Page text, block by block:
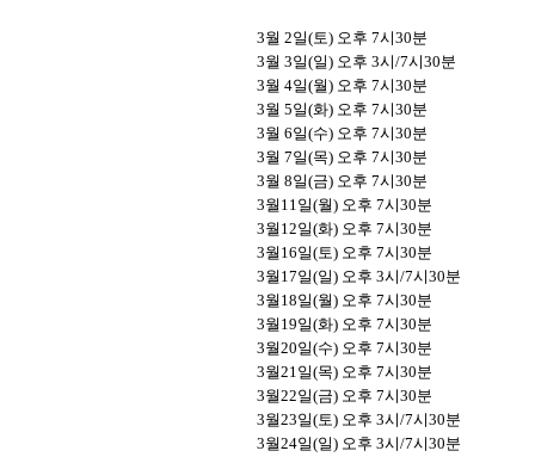
3월 2일(토) 오후 7시30분
3월 3일(일) 오후 3시/7시30분
3월 4일(월) 오후 7시30분
3월 5일(화) 오후 7시30분
3월 6일(수) 오후 7시30분
3월 7일(목) 오후 7시30분
3월 8일(금) 오후 7시30분
3월 11일(월) 오후 7시30분
3월 12일(화) 오후 7시30분
3월 16일(토) 오후 7시30분
3월 17일(일) 오후 3시/7시30분
3월 18일(월) 오후 7시30분
3월 19일(화) 오후 7시30분
3월20일(수) 오후 7시30분
3월21일(목) 오후 7시30분
3월22일(금) 오후 7시30분
3월23일(토) 오후 3시/7시30분
3월24일(일) 오후 3시/7시30분